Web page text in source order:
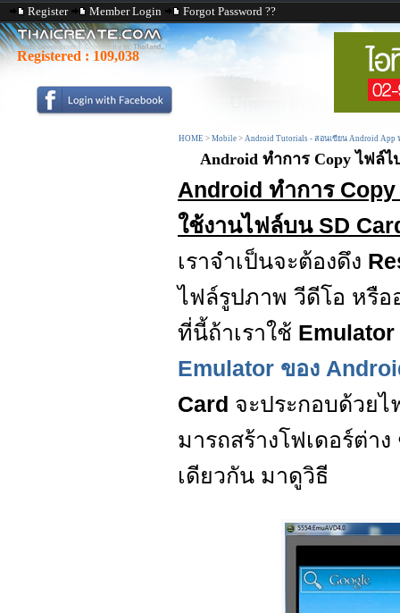
Register Member Login Forgot Password ??
Registered : 109,038
HOME > Mobile > Android Tutorials - สอนเขียน Android App
Android ทำการ Copy ไฟล์ไ
Android ทำการ
ใช้งานไฟล์บน SD
เราจำเป็นจะต้องดึง
ไฟล์รูปภาพ วีดีโอ หรือ
ที่นี้ถ้าเราใช้ Emulator
Emulator ของ
Card จะประกอบด้วยไ
มารถสร้างโฟเดอร์ต่า
เดียวกัน มาดูวิธี